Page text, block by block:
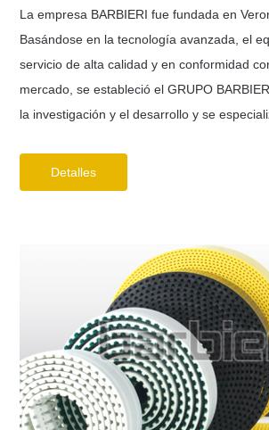
La empresa BARBIERI fue fundada en
Basándose en la tecnología avanzada, el
servicio de alta calidad y en conformidad
mercado, se estableció el GRUPO
la investigación y el desarrollo y se
Detalles